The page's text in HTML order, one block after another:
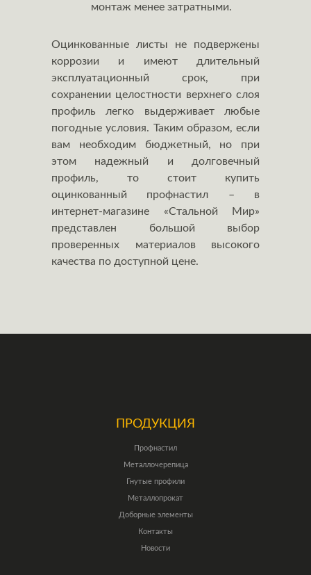
монтаж менее затратными.
Оцинкованные листы не подвержены
коррозии и имеют длительный
эксплуатационный срок, при
сохранении целостности верхнего слоя
профиль легко выдерживает любые
погодные условия. Таким образом, если
вам необходим бюджетный, но при
этом надежный и долговечный
профиль, то стоит купить
оцинкованный профнастил – в
интернет-магазине «Стальной Мир»
представлен большой выбор
проверенных материалов высокого
качества по доступной цене.
ПРОДУКЦИЯ
Профнастил
Металлочерепица
Гнутые профили
Металлопрокат
Доборные элементы
Контакты
Новости